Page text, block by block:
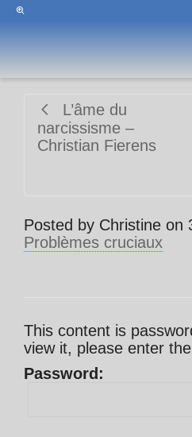
L’âme du
narcissisme –
Christian Fierens
Posted by Christine on
Problèmes cruciaux
This content is
view it, please enter
Password: